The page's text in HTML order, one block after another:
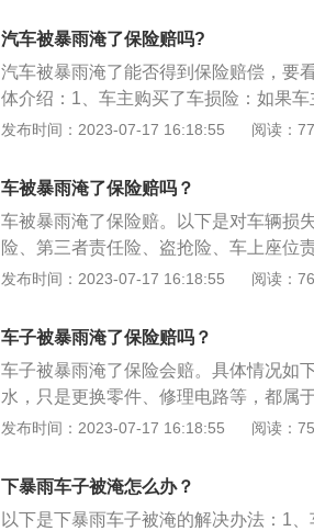
不购买交强险就上路，一旦被查到就会
的位置才可以将车取回），缴纳罚款并
事故中造成受害人（不包括本车人员和
况。
汽车被暴雨淹了保险赔吗?
汽车被暴雨淹了能否得到保险赔偿，要
体介绍：1、车主购买了车损险：如果
后，可以获得除发动机以外的其他部位
发动机在内的损失都能获得保险公司的
涉水险都没有购买，那么所有的经济损
发布时间：2023-07-17 16:18:55 阅读：
车被暴雨淹了保险赔吗？
车被暴雨淹了保险赔。以下是对车辆损
险、第三者责任险、盗抢险、车上座位
险和交强险。2、范围：保险车辆在行
车被盗窃、抢劫、抢夺，以及在全车被
劫、抢夺未遂受到损坏或车上零部件、
于车损险的赔偿范围，但是发动机进水
发布时间：2023-07-17 16:18:55 阅读：
车子被暴雨淹了保险赔吗？
车子被暴雨淹了保险会赔。具体情况如
水，只是更换零件、修理电路等，都属
雨作为一种自然灾害，属于机动车损失
或其允许的驾驶员在驾驶保险车辆时发
公司在合理范围内应予以赔偿。
发布时间：2023-07-17 16:18:55 阅读：
下暴雨车子被淹怎么办？
以下是下暴雨车子被淹的解决办法：1